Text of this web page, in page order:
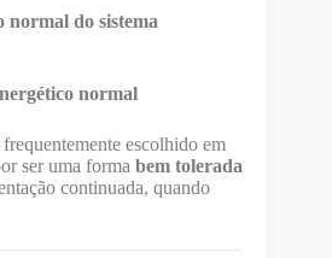
normal do sistema
normal
escolhido em
ser uma forma bem tolerada
continuada, quando